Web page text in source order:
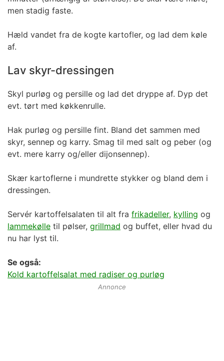
men stadig faste.
Hæld vandet fra de kogte kartofler, og lad dem køle
af.
Lav skyr-dressingen
Skyl purløg og persille og lad det dryppe af. Dyp det
evt. tørt med køkkenrulle.
Hak purløg og persille fint. Bland det sammen med
skyr, sennep og karry. Smag til med salt og peber (og
evt. mere karry og/eller dijonsennep).
Skær kartoflerne i mundrette stykker og bland dem i
dressingen.
Servér kartoffelsalaten til alt fra frikadeller, kylling og
lammekølle til pølser, grillmad og buffet, eller hvad du
nu har lyst til.
Se også:
Kold kartoffelsalat med radiser og purløg
Annonce